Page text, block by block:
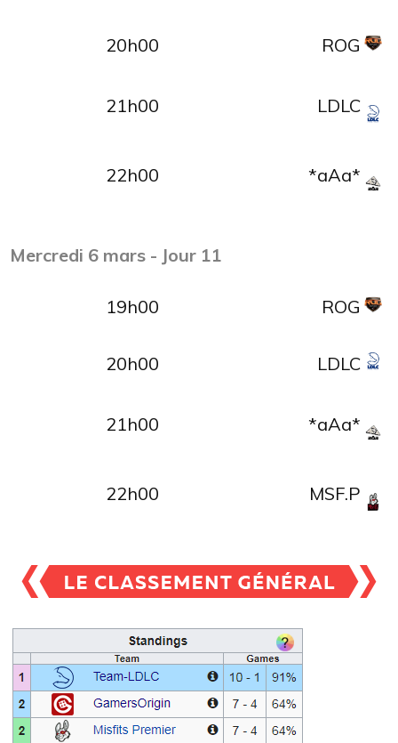
20h00 ROG
21h00 LDLC
22h00 *aAa*
Mercredi 6 mars - Jour 11
19h00 ROG
20h00 LDLC
21h00 *aAa*
22h00 MSF.P